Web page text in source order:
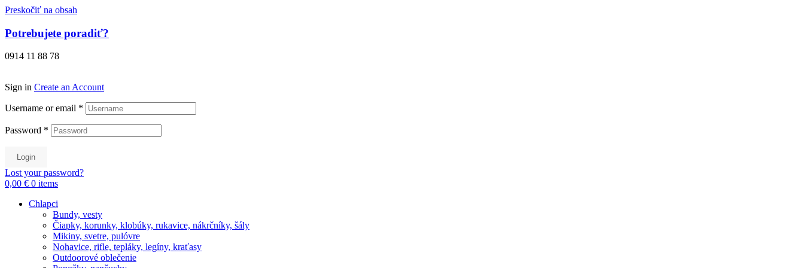
Preskočiť na obsah
Potrebujete poradiť?
0914 11 88 78
Sign in Create an Account
Username or email *
Password *
Login
Lost your password?
0,00 € 0 items
Chlapci
Bundy, vesty
Čiapky, korunky, klobúky, rukavice, nákrčníky, šály
Mikiny, svetre, pulóvre
Nohavice, rifle, tepláky, legíny, kraťasy
Outdoorové oblečenie